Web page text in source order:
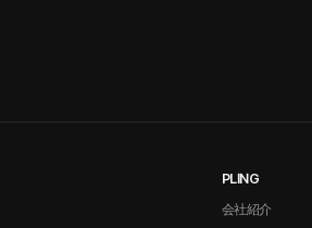
PLING
会社紹介